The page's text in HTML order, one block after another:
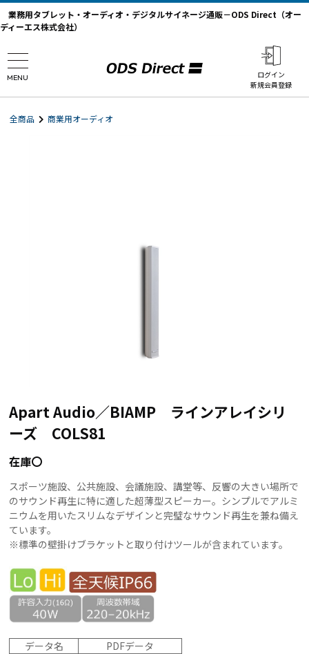
業務用タブレット・オーディオ・デジタルサイネージ通販－ODS Direct（オー
ディーエス株式会社）
MENU
ログイン
新規会員登録
全商品 商業用オーディオ
Apart Audio／BIAMP ラインアレイシリ
ーズ COLS81
在庫〇
スポーツ施設、公共施設、会議施設、講堂等、反響の大きい場所で
のサウンド再生に特に適した超薄型スピーカー。シンプルでアルミ
ニウムを用いたスリムなデザインと完璧なサウンド再生を兼ね備え
ています。
※標準の壁掛けブラケットと取り付けツールが含まれています。
データ名
PDFデータ